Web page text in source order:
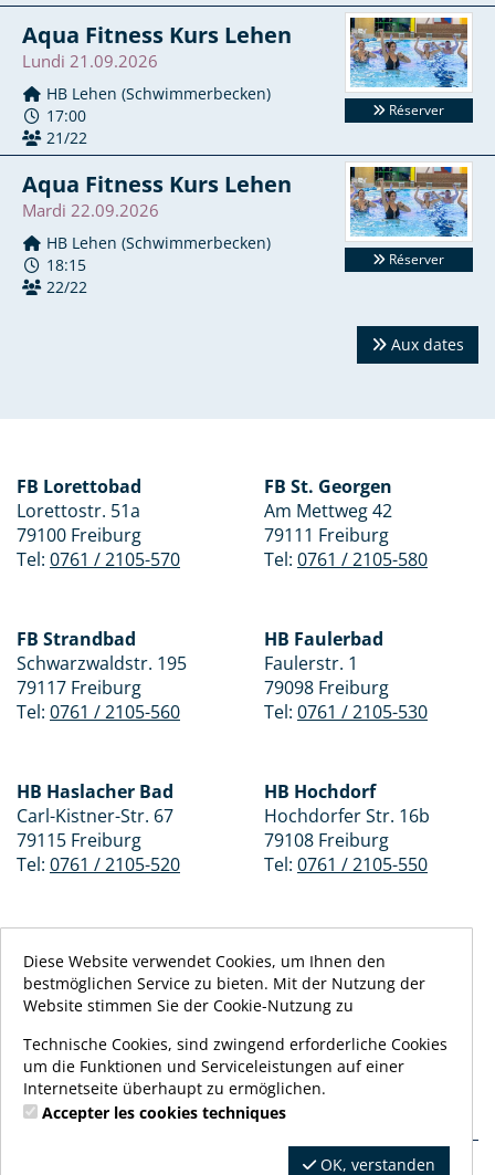
Aqua Fitness Kurs Lehen
Lundi 21.09.2026
HB Lehen (Schwimmerbecken)
17:00
21/22
Réserver
Aqua Fitness Kurs Lehen
Mardi 22.09.2026
HB Lehen (Schwimmerbecken)
18:15
22/22
Réserver
Aux dates
FB Lorettobad
Lorettostr. 51a
79100 Freiburg
Tel: 0761 / 2105-570
FB St. Georgen
Am Mettweg 42
79111 Freiburg
Tel: 0761 / 2105-580
FB Strandbad
Schwarzwaldstr. 195
79117 Freiburg
Tel: 0761 / 2105-560
HB Faulerbad
Faulerstr. 1
79098 Freiburg
Tel: 0761 / 2105-530
HB Haslacher Bad
Carl-Kistner-Str. 67
79115 Freiburg
Tel: 0761 / 2105-520
HB Hochdorf
Hochdorfer Str. 16b
79108 Freiburg
Tel: 0761 / 2105-550
Lindenstr. 4
79110 Freiburg
Tel:0761 / 2105-540
Ensisheimer Str. 9
79110 Freiburg
Tel:0761 / 2105-510
Diese Website verwendet Cookies, um Ihnen den
bestmöglichen Service zu bieten. Mit der Nutzung der
Website stimmen Sie der Cookie-Nutzung zu
Technische Cookies, sind zwingend erforderliche Cookies
um die Funktionen und Serviceleistungen auf einer
Internetseite überhaupt zu ermöglichen.
Accepter les cookies techniques
OK, verstanden